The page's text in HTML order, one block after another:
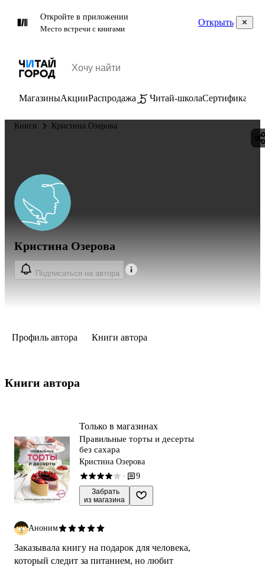
Откройте в приложении
Место встречи с книгами
Открыть
МагазиныАкцииРаспродажа Читай-школаСертификаты
Книги Кристина Озерова
Кристина Озерова
Подписаться на автора
Профиль автора Книги автора
Книги автора
Только в магазинах
Правильные торты и десерты
без сахара
Кристина Озерова
· 9
Забрать
из магазина
Аноним
Заказывала книгу на подарок для человека,
который следит за питанием, но любит